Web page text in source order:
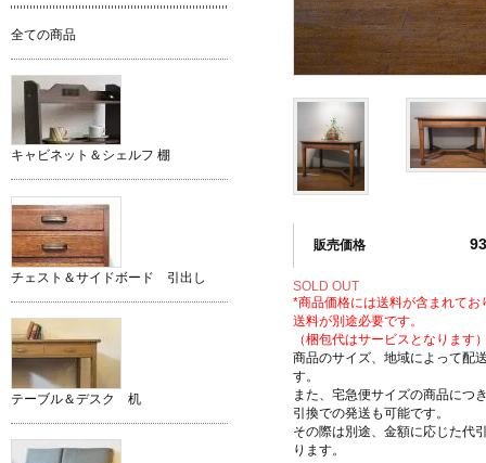
販売価格
SOLD OUT
*商品価格には送料が含まれてお
送料が別途必要です。
（梱包代はサービスとなります
商品のサイズ、地域によって配
す。
また、宅急便サイズの商品につ
引換での発送も可能です。
その際は別途、金額に応じた代
ります。
全ての商品
キャビネット＆シェルフ 棚
チェスト＆サイドボード 引出し
テーブル＆デスク 机